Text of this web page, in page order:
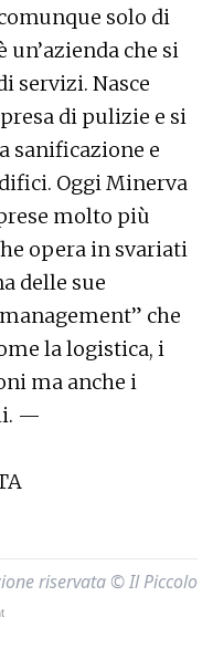
solo di
che si
servizi. Nasce
di pulizie e si
sanificazione e
Oggi Minerva
molto più
opera in svariati
delle sue
che
la logistica, i
ma anche i
—
riservata © Il Piccolo